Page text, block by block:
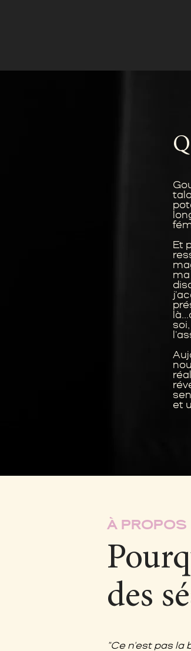
Et
ma
et
À PROPOS
des
"Ce n'est pas la